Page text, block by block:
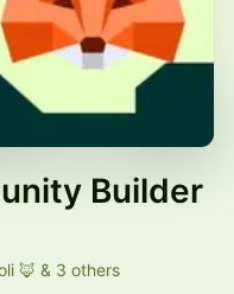
Builder
🦊 & 3 others